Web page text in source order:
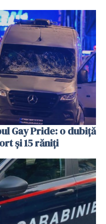
Gay Pride: o dubiță
și 15 răniți